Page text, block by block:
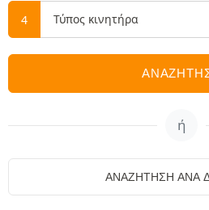
ή
ΑΝΑΖΉΤΗΣΗ ΑΝΆ